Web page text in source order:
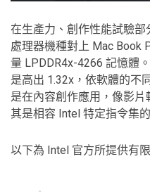
在生產力、創作性能試驗
處理器機種對上 Mac Book
量 LPDDR4x-4266 記憶體
是高出 1.32x，依軟體的不
是在內容創作應用，像影
其是相容 Intel 特定指令集
以下為 Intel 官方所提供有